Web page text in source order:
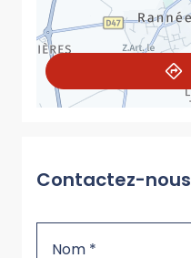
Contactez-nous